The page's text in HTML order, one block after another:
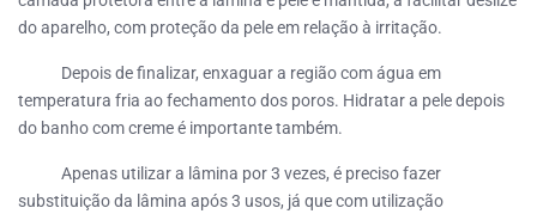
do aparelho, com proteção da pele em relação à irritação.
Depois de finalizar, enxaguar a região com água em
temperatura fria ao fechamento dos poros. Hidratar a pele depois
do banho com creme é importante também.
Apenas utilizar a lâmina por 3 vezes, é preciso fazer
substituição da lâmina após 3 usos, já que com utilização